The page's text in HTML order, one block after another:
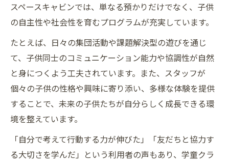
スペースキャビンでは、単なる預かりだけでなく、子供
の自主性や社会性を育むプログラムが充実しています。
たとえば、日々の集団活動や課題解決型の遊びを通じ
て、子供同士のコミュニケーション能力や協調性が自然
と身につくよう工夫されています。また、スタッフが
個々の子供の性格や興味に寄り添い、多様な体験を提供
することで、未来の子供たちが自分らしく成長できる環
境を整えています。
「自分で考えて行動する力が伸びた」「友だちと協力す
る大切さを学んだ」という利用者の声もあり、学童クラ